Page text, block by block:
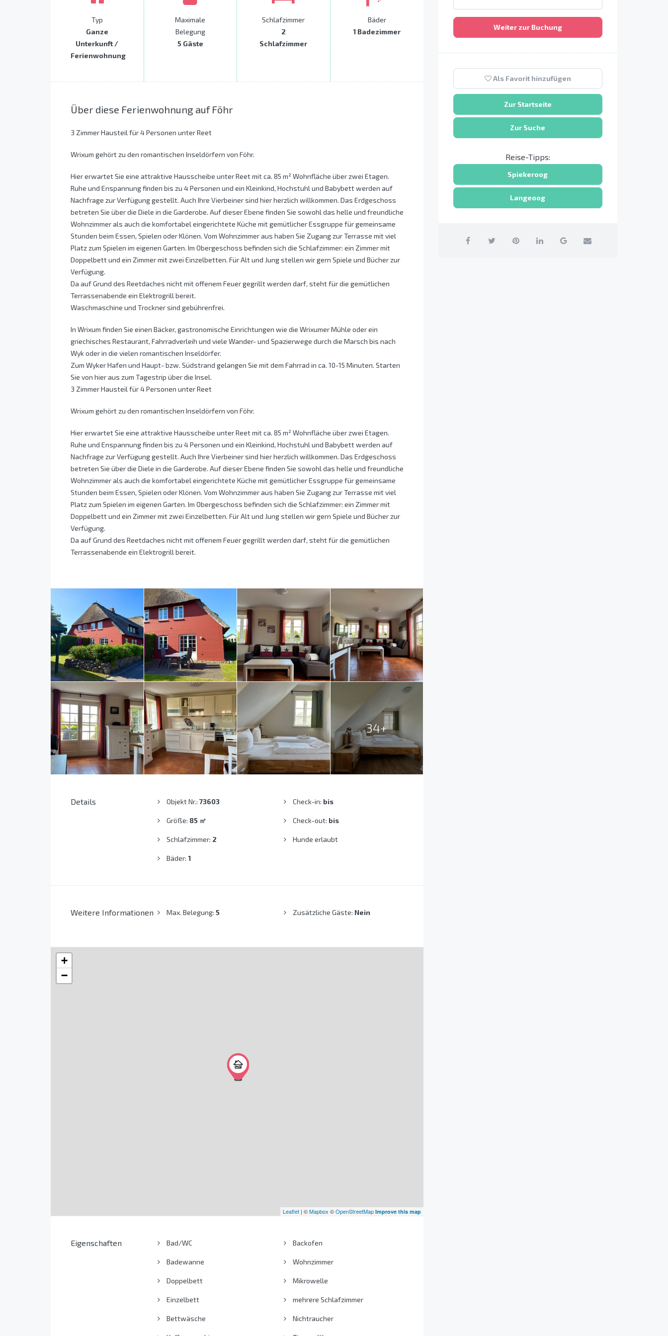
Typ
Ganze
Unterkunft /
Ferienwohnung
Maximale
Belegung
5 Gäste
Schlafzimmer
2
Schlafzimmer
Bäder
1 Badezimmer
Über diese Ferienwohnung auf Föhr
3 Zimmer Hausteil für 4 Personen unter Reet
Wrixum gehört zu den romantischen Inseldörfern von Föhr.
Hier erwartet Sie eine attraktive Hausscheibe unter Reet mit ca. 85 m² Wohnfläche über zwei Etagen.
Ruhe und Enspannung finden bis zu 4 Personen und ein Kleinkind, Hochstuhl und Babybett werden auf
Nachfrage zur Verfügung gestellt. Auch Ihre Vierbeiner sind hier herzlich willkommen. Das Erdgeschoss
betreten Sie über die Diele in die Garderobe. Auf dieser Ebene finden Sie sowohl das helle und freundliche
Wohnzimmer als auch die komfortabel eingerichtete Küche mit gemütlicher Essgruppe für gemeinsame
Stunden beim Essen, Spielen oder Klönen. Vom Wohnzimmer aus haben Sie Zugang zur Terrasse mit viel
Platz zum Spielen im eigenen Garten. Im Obergeschoss befinden sich die Schlafzimmer: ein Zimmer mit
Doppelbett und ein Zimmer mit zwei Einzelbetten. Für Alt und Jung stellen wir gern Spiele und Bücher zur
Verfügung.
Da auf Grund des Reetdaches nicht mit offenem Feuer gegrillt werden darf, steht für die gemütlichen
Terrassenabende ein Elektrogrill bereit.
Waschmaschine und Trockner sind gebührenfrei.
In Wrixum finden Sie einen Bäcker, gastronomische Einrichtungen wie die Wrixumer Mühle oder ein
griechisches Restaurant, Fahrradverleih und viele Wander- und Spazierwege durch die Marsch bis nach
Wyk oder in die vielen romantischen Inseldörfer.
Zum Wyker Hafen und Haupt- bzw. Südstrand gelangen Sie mit dem Fahrrad in ca. 10-15 Minuten. Starten
Sie von hier aus zum Tagestrip über die Insel.
3 Zimmer Hausteil für 4 Personen unter Reet
Wrixum gehört zu den romantischen Inseldörfern von Föhr.
Hier erwartet Sie eine attraktive Hausscheibe unter Reet mit ca. 85 m² Wohnfläche über zwei Etagen.
Ruhe und Enspannung finden bis zu 4 Personen und ein Kleinkind, Hochstuhl und Babybett werden auf
Nachfrage zur Verfügung gestellt. Auch Ihre Vierbeiner sind hier herzlich willkommen. Das Erdgeschoss
betreten Sie über die Diele in die Garderobe. Auf dieser Ebene finden Sie sowohl das helle und freundliche
Wohnzimmer als auch die komfortabel eingerichtete Küche mit gemütlicher Essgruppe für gemeinsame
Stunden beim Essen, Spielen oder Klönen. Vom Wohnzimmer aus haben Sie Zugang zur Terrasse mit viel
Platz zum Spielen im eigenen Garten. Im Obergeschoss befinden sich die Schlafzimmer: ein Zimmer mit
Doppelbett und ein Zimmer mit zwei Einzelbetten. Für Alt und Jung stellen wir gern Spiele und Bücher zur
Verfügung.
Da auf Grund des Reetdaches nicht mit offenem Feuer gegrillt werden darf, steht für die gemütlichen
Terrassenabende ein Elektrogrill bereit.
34+
Details Objekt Nr.: 73603
Größe: 85 ㎡
Schlafzimmer: 2
Bäder: 1
Check-in: bis
Check-out: bis
Hunde erlaubt
Weitere Informationen Max. Belegung: 5 Zusätzliche Gäste: Nein
+
−
Leaflet | ©Mapbox ©OpenStreetMap Improve this map
Eigenschaften Bad/WC
Badewanne
Doppelbett
Einzelbett
Bettwäsche
Backofen
Wohnzimmer
Mikrowelle
mehrere Schlafzimmer
Nichtraucher
Weiter zur Buchung
Als Favorit hinzufügen
Zur Startseite
Zur Suche
Reise-Tipps:
Spiekeroog
Langeoog